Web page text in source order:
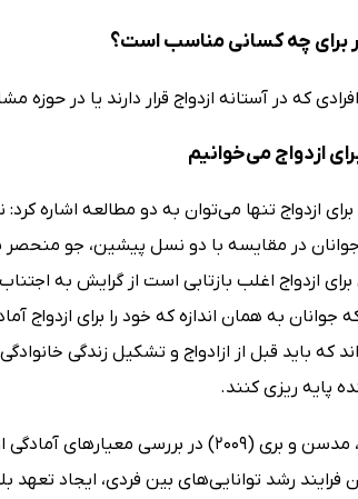
بر برای چه کسانی مناسب است؟
که در آستانه ازدواج قرار دارند یا در
ازدواج می‌خوانیم
در مقایسه با دو نسل پیشین، جو منحصر
ازدواج اغلب بازتابی است از گرایش به
به همان اندازه که خود را برای ازدواج
که باید قبل از ازادواج و تشکیل زندگی
پایه ریزی کنند.
فرایند رشد توانایی‌های بین فردی، ایجاد